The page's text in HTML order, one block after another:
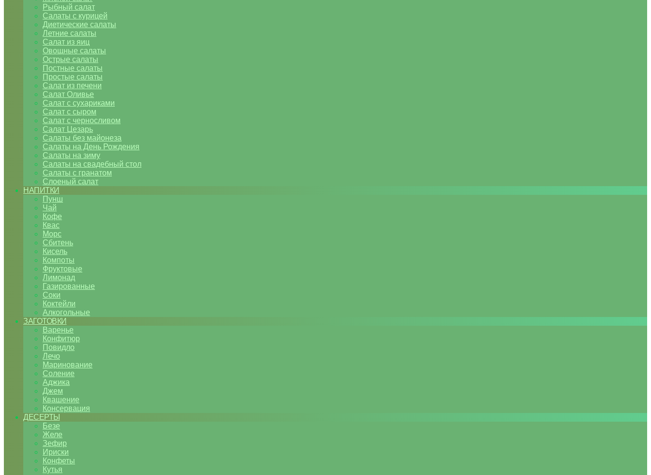
Рыбный салат
Салаты с курицей
Диетические салаты
Летние салаты
Салат из яиц
Овощные салаты
Острые салаты
Постные салаты
Простые салаты
Салат из печени
Салат Оливье
Салат с сухариками
Салат с сыром
Салат с черносливом
Салат Цезарь
Салаты без майонеза
Салаты на День Рождения
Салаты на зиму
Салаты на свадебный стол
Салаты с гранатом
Слоеный салат
НАПИТКИ
Пунш
Чай
Кофе
Квас
Морс
Сбитень
Кисель
Компоты
Фруктовые
Лимонад
Газированные
Соки
Коктейли
Алкогольные
ЗАГОТОВКИ
Варенье
Конфитюр
Повидло
Лечо
Маринование
Соление
Аджика
Джем
Квашение
Консервация
ДЕСЕРТЫ
Безе
Желе
Зефир
Ириски
Конфеты
Кутья